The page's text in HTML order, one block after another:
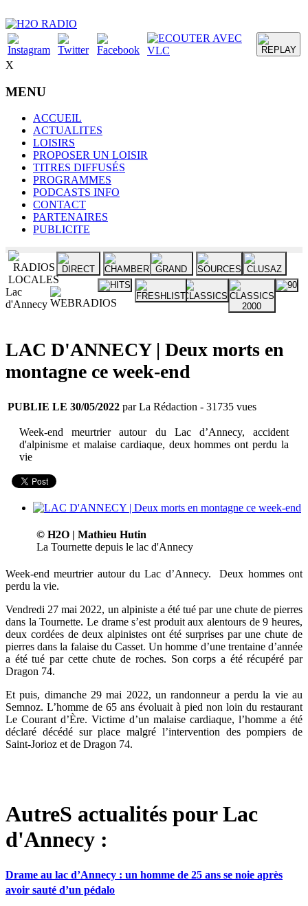
X
MENU
ACCUEIL
ACTUALITES
LOISIRS
PROPOSER UN LOISIR
TITRES DIFFUSÉS
PROGRAMMES
PODCASTS INFO
CONTACT
PARTENAIRES
PUBLICITE
Lac
d'Annecy
LAC D'ANNECY | Deux morts en
montagne ce week-end
PUBLIE LE 30/05/2022 par La Rédaction - 31735 vues
Week-end meurtrier autour du Lac d’Annecy, accident
d'alpinisme et malaise cardiaque, deux hommes ont perdu la
vie
© H2O | Mathieu Hutin
La Tournette depuis le lac d'Annecy
Week-end meurtrier autour du Lac d’Annecy. Deux hommes ont
perdu la vie.
Vendredi 27 mai 2022, un alpiniste a été tué par une chute de pierres
dans la Tournette. Le drame s’est produit aux alentours de 9 heures,
deux cordées de deux alpinistes ont été surprises par une chute de
pierres dans la falaise du Casset. Un homme d’une trentaine d’année
a été tué par cette chute de roches. Son corps a été récupéré par
Dragon 74.
Et puis, dimanche 29 mai 2022, un randonneur a perdu la vie au
Semnoz. L’homme de 65 ans évoluait à pied non loin du restaurant
Le Courant d’Ère. Victime d’un malaise cardiaque, l’homme a été
déclaré décédé sur place malgré l’intervention des pompiers de
Saint-Jorioz et de Dragon 74.
AutreS actualités pour Lac
d'Annecy :
Drame au lac d’Annecy : un homme de 25 ans se noie après
avoir sauté d’un pédalo